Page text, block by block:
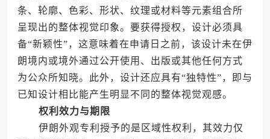
条、轮廓、色彩、形状、纹理或材料等元素组合所
呈现出的整体视觉印象。要获得授权，设计必须具
备“新颖性”，这意味着在申请日之前，该设计未在伊
朗境内或境外通过公开使用、出版或其他任何方式
为公众所知晓。此外，设计还应具有“独特性”，即与
已知设计相比能产生明显不同的整体视觉观感。
权利效力与期限
伊朗外观专利授予的是区域性权利，其效力仅